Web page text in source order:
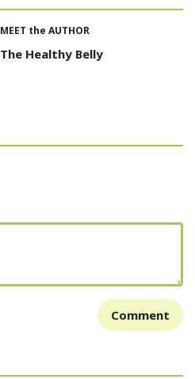
MEET the AUTHOR
The Healthy Belly
Comment